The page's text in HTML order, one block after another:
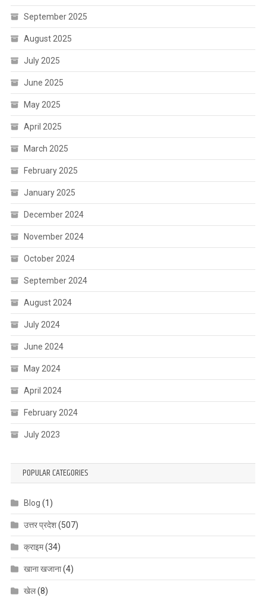
September 2025
August 2025
July 2025
June 2025
May 2025
April 2025
March 2025
February 2025
January 2025
December 2024
November 2024
October 2024
September 2024
August 2024
July 2024
June 2024
May 2024
April 2024
February 2024
July 2023
POPULAR CATEGORIES
Blog (1)
उत्तर प्रदेश(507)
क्राइम(34)
खाना खजाना(4)
खेल(8)